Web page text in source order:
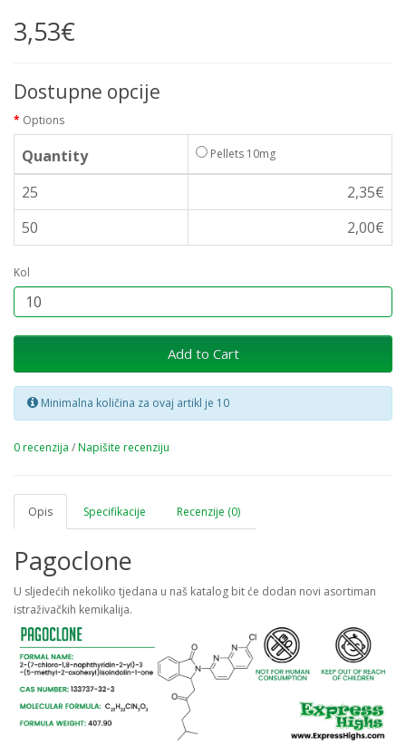
3,53€
Dostupne opcije
Options
Quantity Pellets 10mg
25
2,35€
50
2,00€
Kol
Add to Cart
Minimalna količina za ovaj artikl je 10
0 recenzija /Napišite recenziju
Opis Specifikacije Recenzije (0)
Pagoclone
U sljedećih nekoliko tjedana u naš katalog bit će dodan novi asortiman
istraživačkih kemikalija.